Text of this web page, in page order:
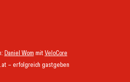
– erfolgreich gastgeben
Daniel Wom mitVeloCore